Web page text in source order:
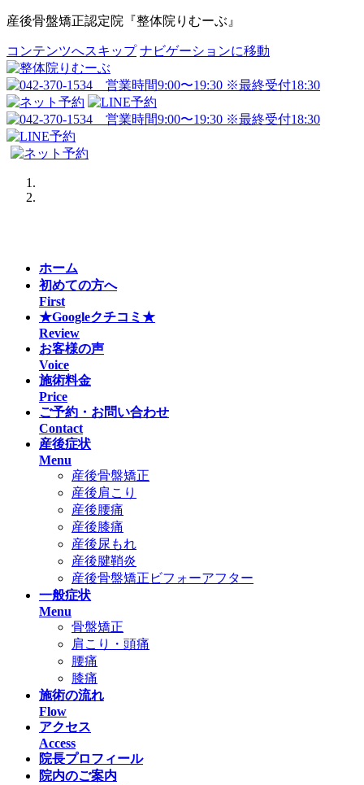
産後骨盤矯正認定院『整体院りむーぶ』
コンテンツへスキップ ナビゲーションに移動
ホーム
初めての方へ
First
★Googleクチコミ★
Review
お客様の声
Voice
施術料金
Price
ご予約・お問い合わせ
Contact
産後症状
Menu
産後骨盤矯正
産後肩こり
産後腰痛
産後膝痛
産後尿もれ
産後腱鞘炎
産後骨盤矯正ビフォーアフター
一般症状
Menu
骨盤矯正
肩こり・頭痛
腰痛
膝痛
施術の流れ
Flow
アクセス
Access
院長プロフィール
院内のご案内